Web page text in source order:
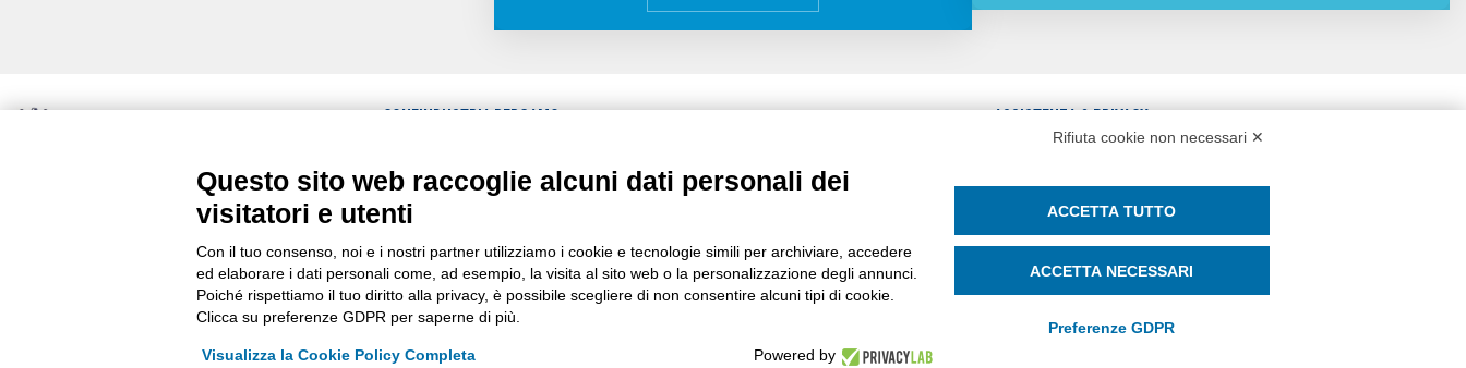
Via Stezzano, 87 | 24126 Bergamo
info@pec.confindustriabergamo.it
CONFINDUSTRIA BERGAMO
ULTIME NEWS
RASSEGNA STAMPA
CATEGORIE
CIRCOLARI
ASSISTENZA & PRIVACY
PRIVACY POLICY
COOKIE POLICY
SOCIAL MEDIA POLICY
GENERE
Rifiuta cookie non necessari ✕
Questo sito web raccoglie alcuni dati personali dei
visitatori e utenti
Con il tuo consenso, noi e i nostri partner utilizziamo i cookie e tecnologie simili per archiviare, accedere
ed elaborare i dati personali come, ad esempio, la visita al sito web o la personalizzazione degli annunci.
Poiché rispettiamo il tuo diritto alla privacy, è possibile scegliere di non consentire alcuni tipi di cookie.
Clicca su preferenze GDPR per saperne di più.
Visualizza la Cookie Policy Completa Powered by
ACCETTA TUTTO
ACCETTA NECESSARI
Preferenze GDPR